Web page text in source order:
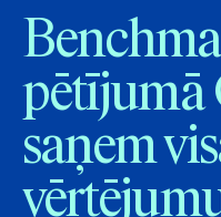
pētījumā
saņem